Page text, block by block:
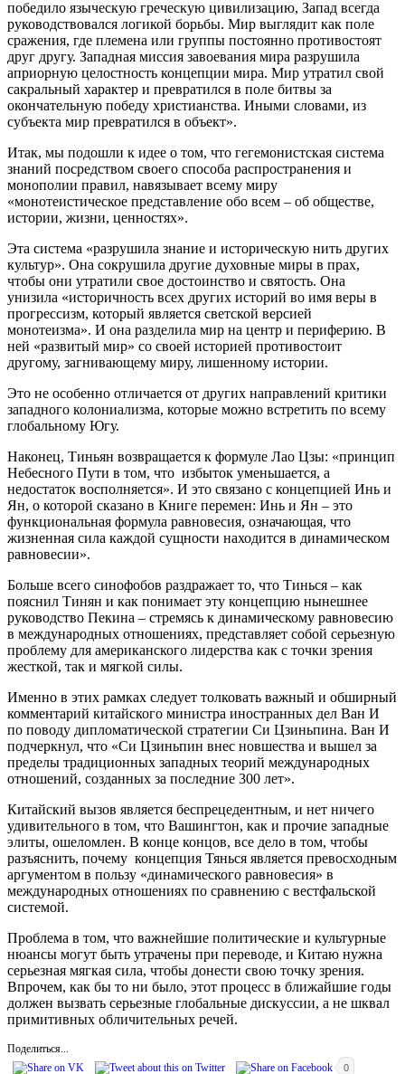
победило языческую греческую цивилизацию, Запад всегда
руководствовался логикой борьбы. Мир выглядит как поле
сражения, где племена или группы постоянно противостоят
друг другу. Западная миссия завоевания мира разрушила
априорную целостность концепции мира. Мир утратил свой
сакральный характер и превратился в поле битвы за
окончательную победу христианства. Иными словами, из
субъекта мир превратился в объект».
Итак, мы подошли к идее о том, что гегемонистская система
знаний посредством своего способа распространения и
монополии правил, навязывает всему миру
«монотеистическое представление обо всем – об обществе,
истории, жизни, ценностях».
Эта система «разрушила знание и историческую нить других
культур». Она сокрушила другие духовные миры в прах,
чтобы они утратили свое достоинство и святость. Она
унизила «историчность всех других историй во имя веры в
прогрессизм, который является светской версией
монотеизма». И она разделила мир на центр и периферию. В
ней «развитый мир» со своей историей противостоит
другому, загнивающему миру, лишенному истории.
Это не особенно отличается от других направлений критики
западного колониализма, которые можно встретить по всему
глобальному Югу.
Наконец, Тиньян возвращается к формуле Лао Цзы: «принцип
Небесного Пути в том, что избыток уменьшается, а
недостаток восполняется». И это связано с концепцией Инь и
Ян, о которой сказано в Книге перемен: Инь и Ян – это
функциональная формула равновесия, означающая, что
жизненная сила каждой сущности находится в динамическом
равновесии».
Больше всего синофобов раздражает то, что Тинься – как
пояснил Тинян и как понимает эту концепцию нынешнее
руководство Пекина – стремясь к динамическому равновесию
в международных отношениях, представляет собой серьезную
проблему для американского лидерства как с точки зрения
жесткой, так и мягкой силы.
Именно в этих рамках следует толковать важный и обширный
комментарий китайского министра иностранных дел Ван И
по поводу дипломатической стратегии Си Цзиньпина. Ван И
подчеркнул, что «Си Цзиньпин внес новшества и вышел за
пределы традиционных западных теорий международных
отношений, созданных за последние 300 лет».
Китайский вызов является беспрецедентным, и нет ничего
удивительного в том, что Вашингтон, как и прочие западные
элиты, ошеломлен. В конце концов, все дело в том, чтобы
разъяснить, почему концепция Тянься является превосходным
аргументом в пользу «динамического равновесия» в
международных отношениях по сравнению с вестфальской
системой.
Проблема в том, что важнейшие политические и культурные
нюансы могут быть утрачены при переводе, и Китаю нужна
серьезная мягкая сила, чтобы донести свою точку зрения.
Впрочем, как бы то ни было, этот процесс в ближайшие годы
должен вызвать серьезные глобальные дискуссии, а не шквал
примитивных обличительных речей.
Поделиться...
0